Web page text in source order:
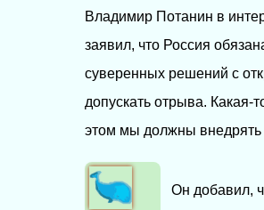
Владимир Потанин в
заявил, что Россия
суверенных решений с
допускать отрыва. Какая-
этом мы должны внедрять
Он добавил,